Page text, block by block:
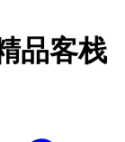
品客栈